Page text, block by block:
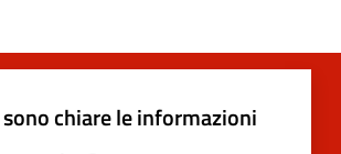
chiare le informazioni